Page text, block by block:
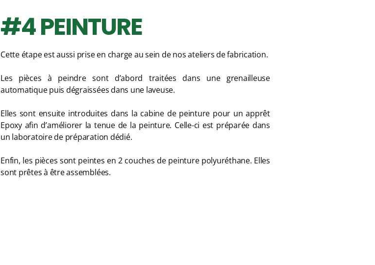
#4 PEINTURE
Cette étape est aussi prise en charge au sein de nos ateliers de fabrication.
Les pièces à peindre sont d’abord traitées dans une grenailleuse
automatique puis dégraissées dans une laveuse.
Elles sont ensuite introduites dans la cabine de peinture pour un apprêt
Epoxy afin d’améliorer la tenue de la peinture. Celle-ci est préparée dans
un laboratoire de préparation dédié.
Enfin, les pièces sont peintes en 2 couches de peinture polyuréthane. Elles
sont prêtes à être assemblées.